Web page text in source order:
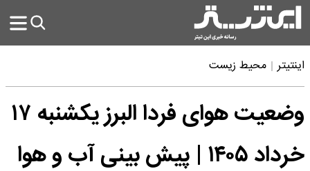
اینتیتر محیط زیست
وضعیت هوای فردا البرز یکشنبه ۱۷
خرداد ۱۴۰۵ | پیش بینی آب و هوا